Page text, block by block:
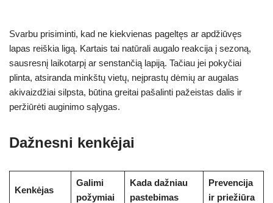
Svarbu prisiminti, kad ne kiekvienas pageltęs ar apdžiūvęs
lapas reiškia ligą. Kartais tai natūrali augalo reakcija į sezoną,
sausresnį laikotarpį ar senstančią lapiją. Tačiau jei pokyčiai
plinta, atsiranda minkštų vietų, neįprastų dėmių ar augalas
akivaizdžiai silpsta, būtina greitai pašalinti pažeistas dalis ir
peržiūrėti auginimo sąlygas.
Dažnesni kenkėjai
Kenkėjas
Galimi
požymiai
Kada dažniau
pastebimas
Prevencija
ir priežiūra